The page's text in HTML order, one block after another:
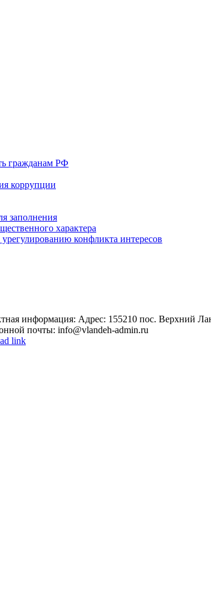
гражданам РФ
коррупции
заполнения
характера
конфликта интересов
информация: Адрес: 155210 пос. Верхний
почты: info@vlandeh-admin.ru
link